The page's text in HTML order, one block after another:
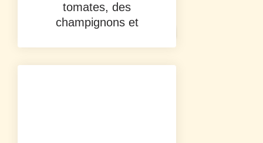
tomates, des
champignons et